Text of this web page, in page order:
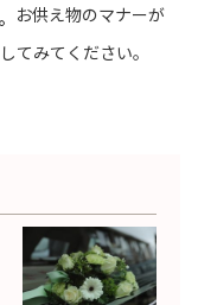
お供え物のマナーが
てみてください。